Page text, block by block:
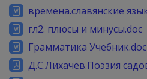
времена.славянские
гл2. плюсы и минусы.doc
Грамматика Учебник.doc
Д.С.Лихачев.Поэзия